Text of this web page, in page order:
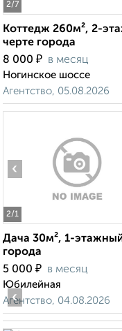
2/7
Коттедж 260м², 2-
черте города
8 000 ₽ в месяц
Ногинское шоссе
Агентство, 05.08.2026
2/1
‹
Дача 30м², 1-
города
5 000 ₽ в месяц
Юбилейная
Агентство, 04.08.2026
‹